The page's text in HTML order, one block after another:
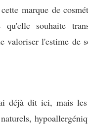
marque de
qu'elle souhaite
valoriser l'estime de
déjà dit ici, mais